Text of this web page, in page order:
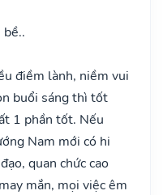
điềm lành, niềm vui
buổi sáng thì tốt
1 phần tốt. Nếu
Nam mới có hi
quan chức cao
mắn, mọi việc êm